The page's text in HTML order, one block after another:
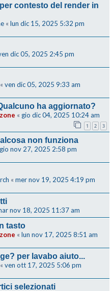
contesto del render in
« lun dic 15, 2025 5:32 pm
dic 05, 2025 2:45 pm
« ven dic 05, 2025 9:33 am
ha aggiornato?
« gio dic 04, 2025 10:24 am
1 2 3
non funziona
gio nov 27, 2025 2:58 pm
« mer nov 19, 2025 4:19 pm
nov 18, 2025 11:37 am
tasto
« lun nov 17, 2025 8:51 am
per lavabo aiuto...
« ven ott 17, 2025 5:06 pm
selezionati